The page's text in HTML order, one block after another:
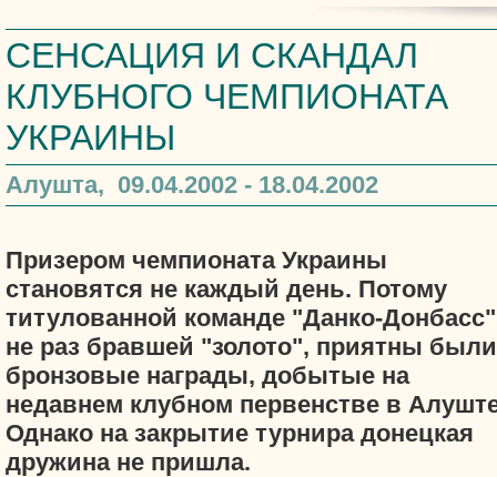
СЕНСАЦИЯ И СКАНДАЛ
КЛУБНОГО ЧЕМПИОНАТА
УКРАИНЫ
Алушта, 09.04.2002 - 18.04.2002
Призером чемпионата Украины
становятся не каждый день. Потому
титулованной команде "Данко-
не раз бравшей "золото", приятны
бронзовые награды, добытые на
недавнем клубном первенстве в
Однако на закрытие турнира донецкая
дружина не пришла.